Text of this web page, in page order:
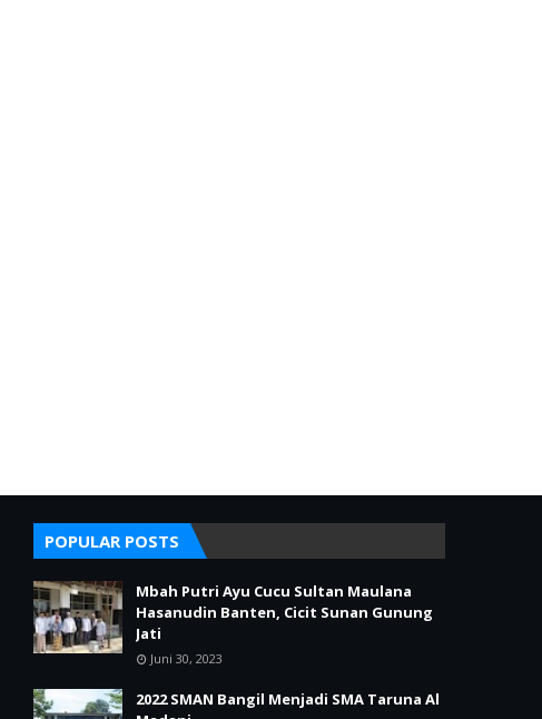
POPULAR POSTS
Mbah Putri Ayu Cucu Sultan Maulana
Hasanudin Banten, Cicit Sunan Gunung
Jati
Juni 30, 2023
2022 SMAN Bangil Menjadi SMA Taruna Al